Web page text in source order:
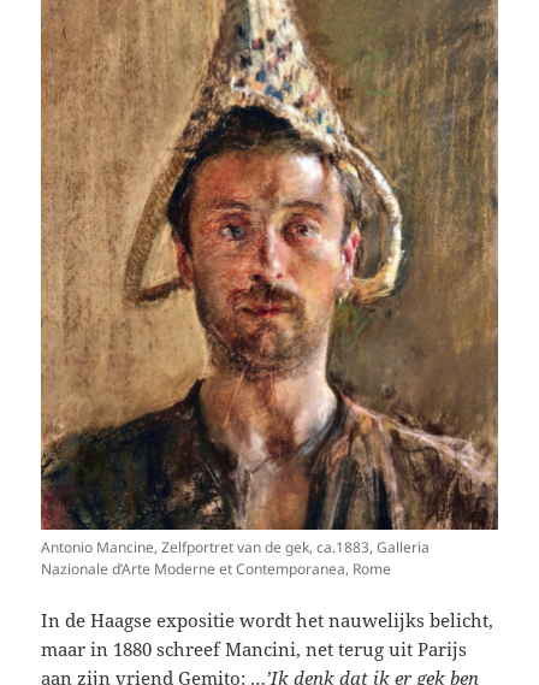
Antonio Mancine, Zelfportret van de gek, ca.1883, Galleria
Nazionale d’Arte Moderne et Contemporanea, Rome
In de Haagse expositie wordt het nauwelijks belicht,
maar in 1880 schreef Mancini, net terug uit Parijs
aan zijn vriend Gemito: …’Ik denk dat ik er gek ben